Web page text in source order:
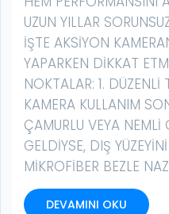
UZUN YILLAR
İŞTE AKSIYON
YAPARKEN DIKKAT
NOKTALAR: 1. DÜZENLI
KAMERA KULLANIM
ÇAMURLU VEYA
GELDIYSE, DIŞ
MIKROFIBER BEZLE
DEVAMINI OKU